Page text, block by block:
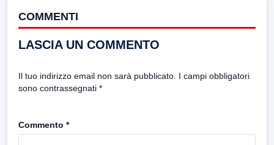
COMMENTI
LASCIA UN COMMENTO
Il tuo indirizzo email non sarà pubblicato. I campi obbligatori
sono contrassegnati *
Commento *